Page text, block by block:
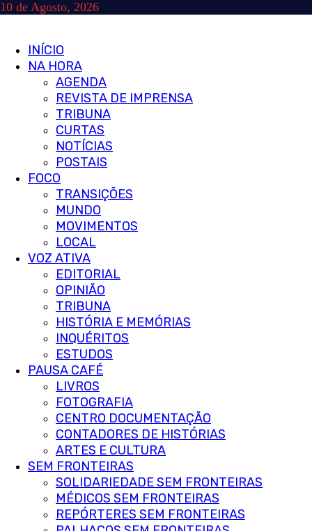
Skip
10 de Agosto, 2026
Primary
Menu
INÍCIO
NA HORA
AGENDA
REVISTA DE IMPRENSA
TRIBUNA
CURTAS
NOTÍCIAS
POSTAIS
FOCO
TRANSIÇÕES
MUNDO
MOVIMENTOS
LOCAL
VOZ ATIVA
EDITORIAL
OPINIÃO
TRIBUNA
HISTÓRIA E MEMÓRIAS
INQUÉRITOS
ESTUDOS
PAUSA CAFÉ
LIVROS
FOTOGRAFIA
CENTRO DOCUMENTAÇÃO
CONTADORES DE HISTÓRIAS
ARTES E CULTURA
SEM FRONTEIRAS
SOLIDARIEDADE SEM FRONTEIRAS
MÉDICOS SEM FRONTEIRAS
REPÓRTERES SEM FRONTEIRAS